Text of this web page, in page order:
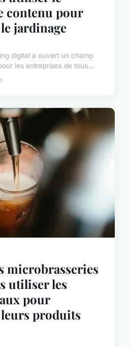
contenu pour
jardinage
digital a ouvert un champ
les entreprises de tous...
microbrasseries
utiliser les
pour
produits